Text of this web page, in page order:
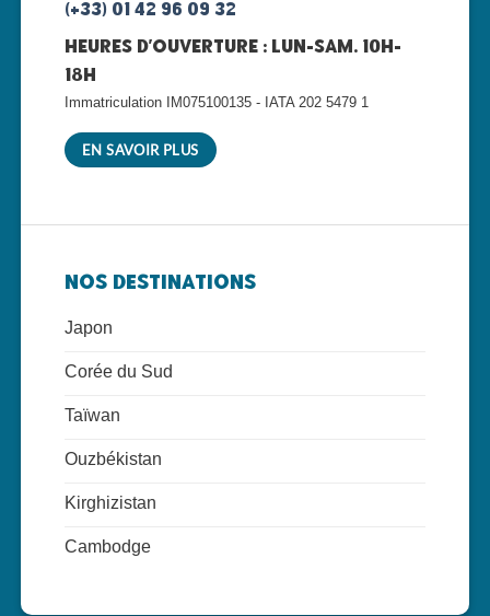
(+33) 01 42 96 09 32
Heures d'ouverture : lun-sam. 10h-
18h
Immatriculation IM075100135 - IATA 202 5479 1
EN SAVOIR PLUS
Nos Destinations
Japon
Corée du Sud
Taïwan
Ouzbékistan
Kirghizistan
Cambodge